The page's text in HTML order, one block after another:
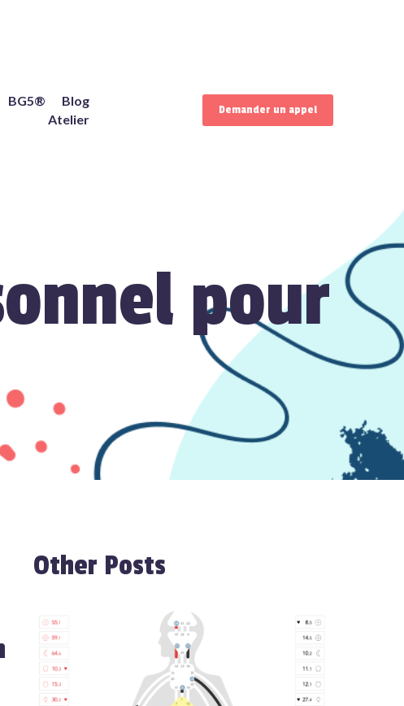
BG5®
Blog
Atelier
Demander un appel
pour
Other Posts